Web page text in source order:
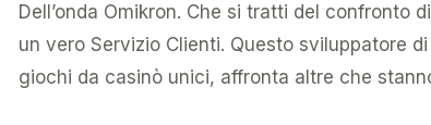
Dell’onda Omikron. Che si tratti del
un vero Servizio Clienti. Questo sviluppatore
giochi da casinò unici, affronta altre che